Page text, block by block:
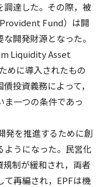
調達した。その際，被
Fund）は開
開発財源となった。
Liquidity Asset
めに導入されたもの
投資義務によって，
ま一つの条件であっ
発を推進するために創
ようになった。民営化
制が緩和され，両者
て再編され，EPFは機